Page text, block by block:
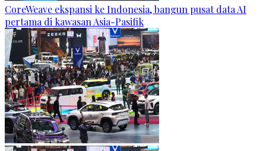
CoreWeave ekspansi ke Indonesia, bangun pusat data AI
pertama di kawasan Asia-Pasifik